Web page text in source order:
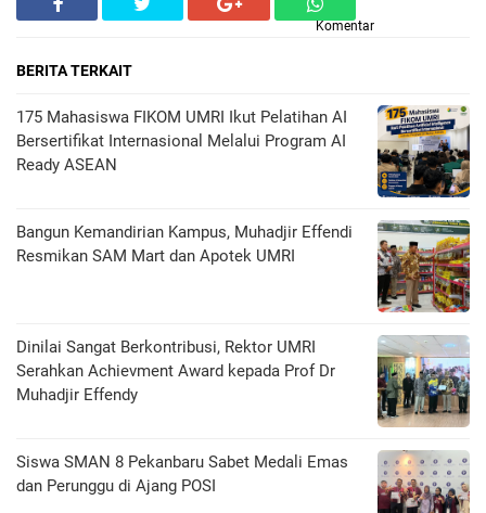
Komentar
BERITA TERKAIT
175 Mahasiswa FIKOM UMRI Ikut Pelatihan AI
Bersertifikat Internasional Melalui Program AI
Ready ASEAN
Bangun Kemandirian Kampus, Muhadjir Effendi
Resmikan SAM Mart dan Apotek UMRI
Dinilai Sangat Berkontribusi, Rektor UMRI
Serahkan Achievment Award kepada Prof Dr
Muhadjir Effendy
Siswa SMAN 8 Pekanbaru Sabet Medali Emas
dan Perunggu di Ajang POSI